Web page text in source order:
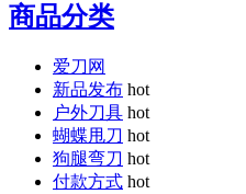
商品分类
爱刀网
新品发布 hot
户外刀具 hot
蝴蝶甩刀 hot
狗腿弯刀 hot
付款方式 hot